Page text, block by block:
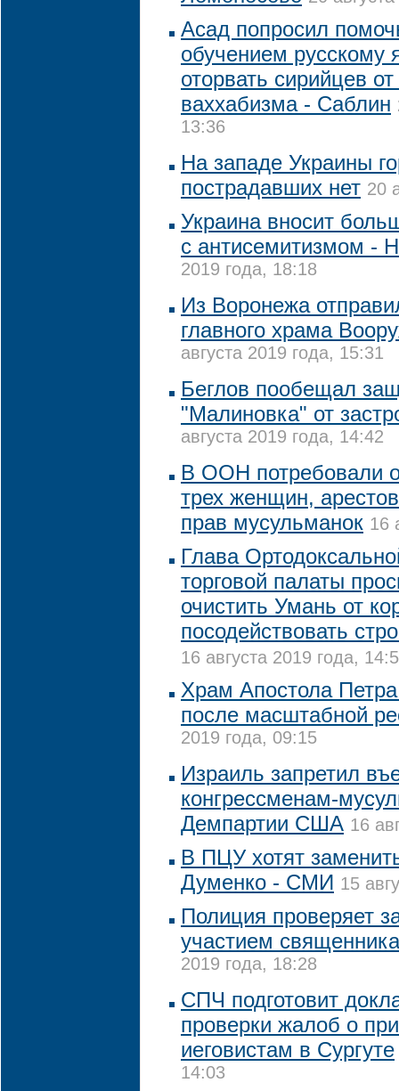
Асад попросил
обучением русскому
оторвать сирийцев
ваххабизма - Саблин
13:36
На западе Украины
пострадавших нет 20
Украина вносит
с антисемитизмом -
2019 года, 18:18
Из Воронежа
главного храма
августа 2019 года, 15:31
Беглов пообещал
"Малиновка" от
августа 2019 года, 14:42
В ООН потребовали
трех женщин,
прав мусульманок 16
Глава
торговой палаты
очистить Умань от
посодействовать
16 августа 2019 года,
Храм Апостола
после масштабной
2019 года, 09:15
Израиль запретил
конгрессменам-
Демпартии США 16
В ПЦУ хотят
Думенко - СМИ 15
Полиция проверяет
участием
2019 года, 18:28
СПЧ подготовит
проверки жалоб о
иеговистам в Сургуте
14:03